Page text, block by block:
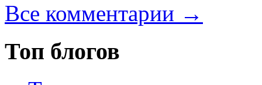
Все комментарии →
Топ блогов